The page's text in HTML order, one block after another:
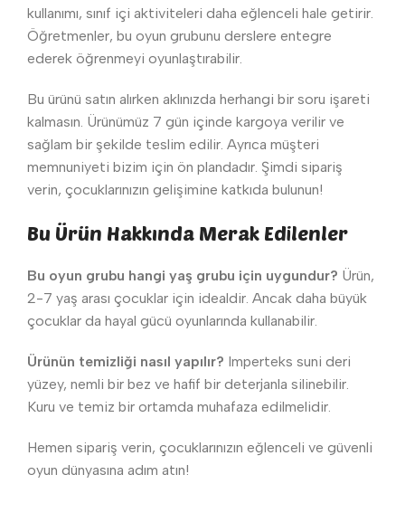
kullanımı, sınıf içi aktiviteleri daha eğlenceli hale getirir.
Öğretmenler, bu oyun grubunu derslere entegre
ederek öğrenmeyi oyunlaştırabilir.
Bu ürünü satın alırken aklınızda herhangi bir soru işareti
kalmasın. Ürünümüz 7 gün içinde kargoya verilir ve
sağlam bir şekilde teslim edilir. Ayrıca müşteri
memnuniyeti bizim için ön plandadır. Şimdi sipariş
verin, çocuklarınızın gelişimine katkıda bulunun!
Bu Ürün Hakkında Merak Edilenler
Bu oyun grubu hangi yaş grubu için uygundur? Ürün,
2-7 yaş arası çocuklar için idealdir. Ancak daha büyük
çocuklar da hayal gücü oyunlarında kullanabilir.
Ürünün temizliği nasıl yapılır? Imperteks suni deri
yüzey, nemli bir bez ve hafif bir deterjanla silinebilir.
Kuru ve temiz bir ortamda muhafaza edilmelidir.
Hemen sipariş verin, çocuklarınızın eğlenceli ve güvenli
oyun dünyasına adım atın!